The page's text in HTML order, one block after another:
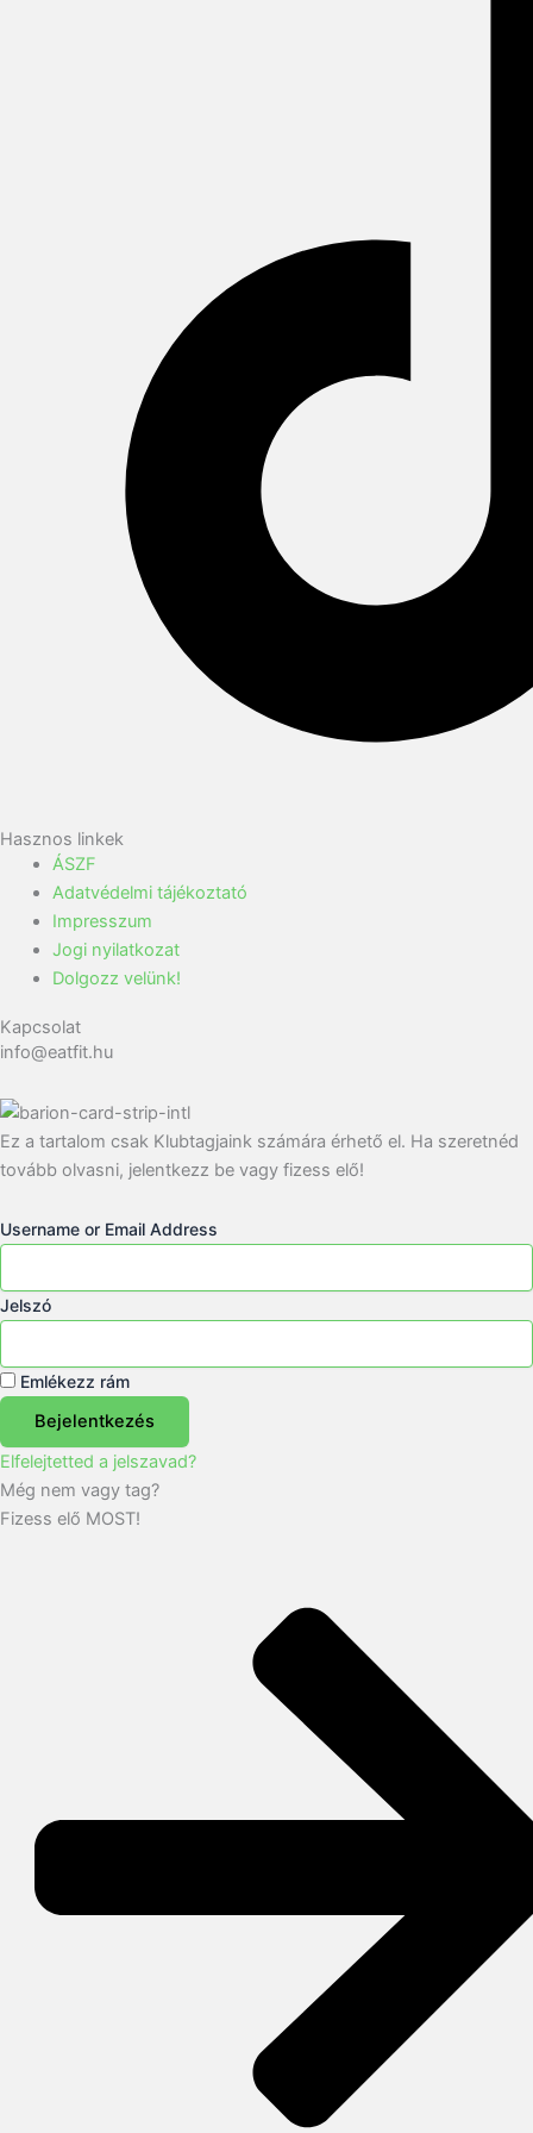
Hasznos linkek
ÁSZF
Adatvédelmi tájékoztató
Impresszum
Jogi nyilatkozat
Dolgozz velünk!
Kapcsolat
info@eatfit.hu
Ez a tartalom csak Klubtagjaink számára érhető el. Ha szeretnéd
tovább olvasni, jelentkezz be vagy fizess elő!
Username or Email Address
Jelszó
Emlékezz rám
Bejelentkezés
Elfelejtetted a jelszavad?
Még nem vagy tag?
Fizess elő MOST!